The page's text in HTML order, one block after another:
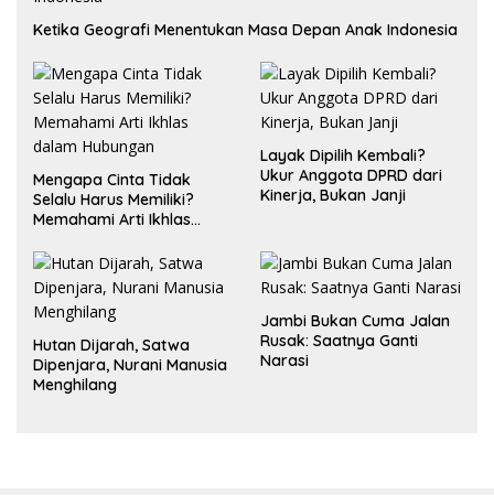
Ketika Geografi Menentukan Masa Depan Anak Indonesia
Mengapa Cinta Tidak
Selalu Harus Memiliki?
Memahami Arti Ikhlas
Layak Dipilih Kembali?
Ukur Anggota DPRD dari
Kinerja, Bukan Janji
Hutan Dijarah, Satwa
Dipenjara, Nurani Manusia
Menghilang
Jambi Bukan Cuma Jalan
Rusak: Saatnya Ganti
Narasi